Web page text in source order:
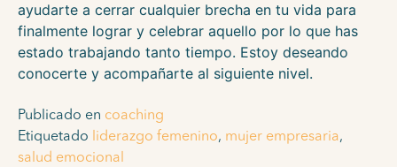
ayudarte a cerrar cualquier brecha en tu vida para
finalmente lograr y celebrar aquello por lo que has
estado trabajando tanto tiempo. Estoy deseando
conocerte y acompañarte al siguiente nivel.
Publicado en coaching
Etiquetado liderazgo femenino, mujer empresaria,
salud emocional